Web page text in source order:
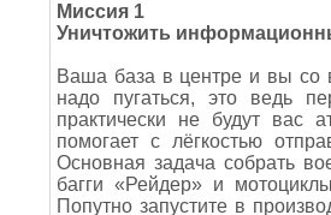
Миссия 1
Уничтожить
Ваша база в центре и вы со
надо пугаться, это ведь
практически не будут вас
помогает с лёгкостью
Основная задача собрать
багги «Рейдер» и
Попутно запустите в